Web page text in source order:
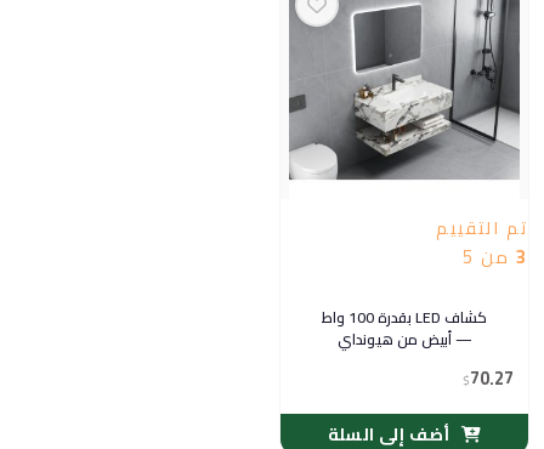
تم التقييم
3 من 5
كشاف LED بقدرة 100 واط
— أبيض من هيونداي
$70.27
أضف إلى السلة